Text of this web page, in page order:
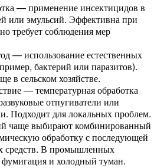
— применение инсектицидов в
или эмульсий. Эффективна при
требует соблюдения мер
— использование естественных
бактерий или паразитов).
в сельском хозяйстве.
— температурная обработка
отпугиватели или
Подходит для локальных проблем.
чаще выбирают комбинированный
обработку с последующей
средств. В промышленных
и холодный туман.